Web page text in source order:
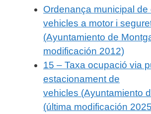
Ordenança municipal de
vehicles a motor i
(Ayuntamiento de
modificación 2012)
15 – Taxa ocupació via
estacionament de
vehicles (Ayuntamiento
(última modificación